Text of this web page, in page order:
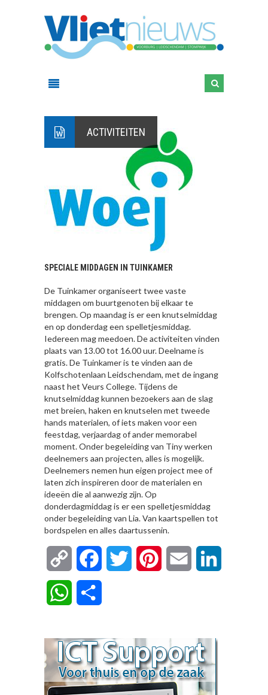
ACTIVITEITEN
SPECIALE MIDDAGEN IN TUINKAMER
De Tuinkamer organiseert twee vaste
middagen om buurtgenoten bij elkaar te
brengen. Op maandag is er een knutselmiddag
en op donderdag een spelletjesmiddag.
Iedereen mag meedoen. De activiteiten vinden
plaats van 13.00 tot 16.00 uur. Deelname is
gratis. De Tuinkamer is te vinden aan de
Kolfschotenlaan Leidschendam, met de ingang
naast het Veurs College. Tijdens de
knutselmiddag kunnen bezoekers aan de slag
met breien, haken en knutselen met tweede
hands materialen, of iets maken voor een
feestdag, verjaardag of ander memorabel
moment. Onder begeleiding van Tiny werken
deelnemers aan projecten, alles is mogelijk.
Deelnemers nemen hun eigen project mee of
laten zich inspireren door de materialen en
ideeën die al aanwezig zijn. Op
donderdagmiddag is er een spelletjesmiddag
onder begeleiding van Lia. Van kaartspellen tot
bordspelen en alles daartussenin.
Copy
Link
FacebookTwitter Pinterest Email
WhatsApp